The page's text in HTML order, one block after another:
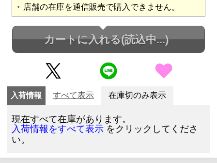
店舗の在庫を通信販売で購入できません。
カートに入れる(読込中...)
入荷情報 すべて表示 在庫切のみ表示
現在すべて在庫があります。
入荷情報をすべて表示 をクリックしてくださ
い。